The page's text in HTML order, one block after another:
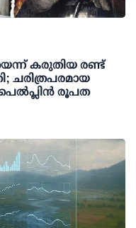
കരുതിയ രണ്ട്
ചരിത്രപരമായ
രൂപത